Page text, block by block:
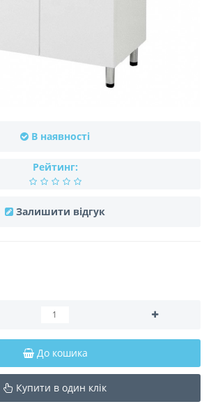
В наявності
Рейтинг:
Залишити відгук
До кошика
Купити в один клік